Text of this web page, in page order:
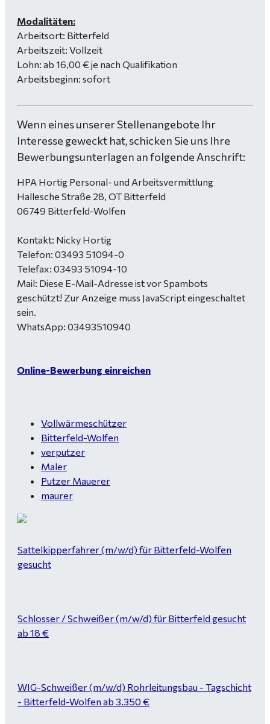
Modalitäten:
Arbeitsort: Bitterfeld
Arbeitszeit: Vollzeit
Lohn: ab 16,00 € je nach Qualifikation
Arbeitsbeginn: sofort
Wenn eines unserer Stellenangebote Ihr
Interesse geweckt hat, schicken Sie uns Ihre
Bewerbungsunterlagen an folgende Anschrift:
HPA Hortig Personal- und Arbeitsvermittlung
Hallesche Straße 28, OT Bitterfeld
06749 Bitterfeld-Wolfen
Kontakt: Nicky Hortig
Telefon: 03493 51094-0
Telefax: 03493 51094-10
Mail: Diese E-Mail-Adresse ist vor Spambots
geschützt! Zur Anzeige muss JavaScript eingeschaltet
sein.
WhatsApp: 03493510940
Online-Bewerbung einreichen
Vollwärmeschützer
Bitterfeld-Wolfen
verputzer
Maler
Putzer Mauerer
maurer
Sattelkipperfahrer (m/w/d) für Bitterfeld-Wolfen
gesucht
Schlosser / Schweißer (m/w/d) für Bitterfeld gesucht
ab 18 €
WIG-Schweißer (m/w/d) Rohrleitungsbau - Tagschicht
- Bitterfeld-Wolfen ab 3.350 €